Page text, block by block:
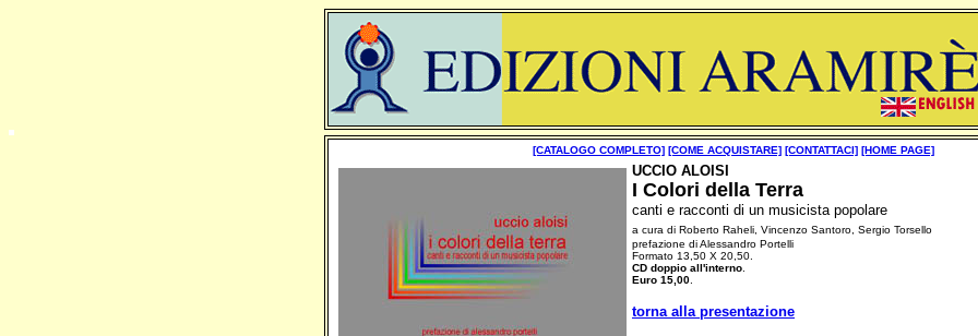
[CATALOGO COMPLETO] [COME ACQUISTARE] [CONTATTACI] [HOME PAGE]
UCCIO ALOISI
I Colori della Terra
canti e racconti di un musicista popolare
a cura di Roberto Raheli, Vincenzo Santoro, Sergio Torsello
prefazione di Alessandro Portelli
Formato 13,50 X 20,50.
CD doppio all'interno
Euro 15,00
torna alla presentazione